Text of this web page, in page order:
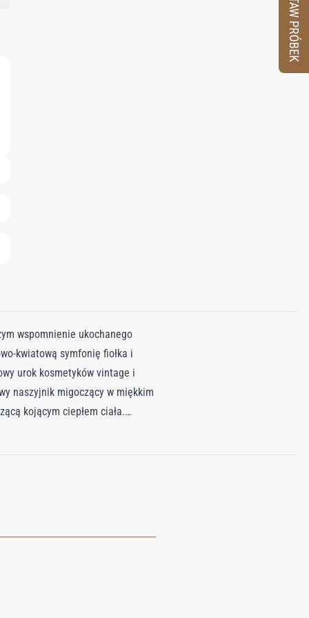
wspomnienie ukochanego
kwiatową symfonię fiołka i
urok kosmetyków vintage i
naszyjnik migoczący w miękkim
kojącym ciepłem ciała.
w promienne złote lamé, ten
stworzona, by dawać
ZESTAW PRÓBEK